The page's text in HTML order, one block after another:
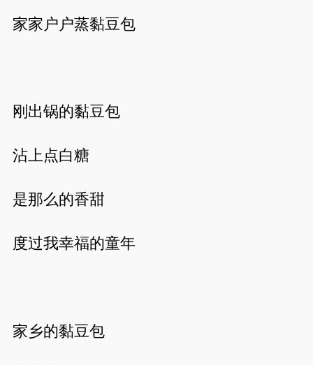
家家户户蒸黏豆包
刚出锅的黏豆包
沾上点白糖
是那么的香甜
度过我幸福的童年
家乡的黏豆包